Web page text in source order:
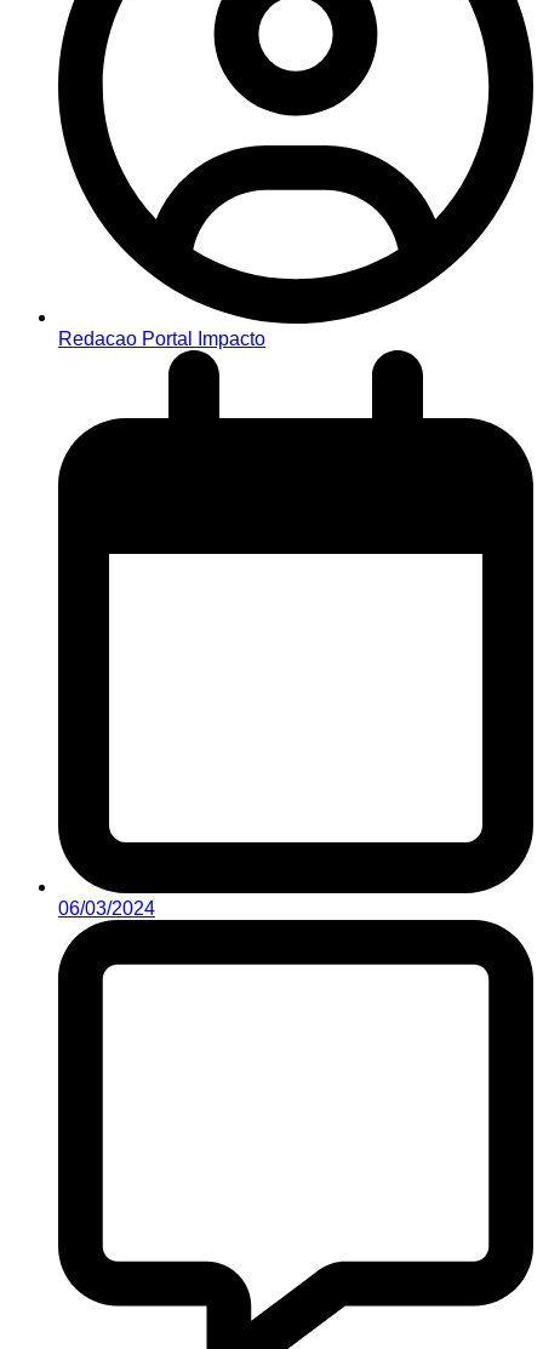
Redacao Portal Impacto
06/03/2024